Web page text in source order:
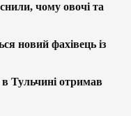
чому овочі та
новий фахівець із
Тульчині отримав